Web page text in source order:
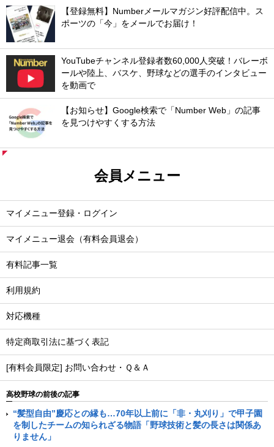
【登録無料】Numberメールマガジン好評配信中。ス
ポーツの「今」をメールでお届け！
YouTubeチャンネル登録者数60,000人突破！バレーボ
ールや陸上、バスケ、野球などの選手のインタビュー
を動画で
【お知らせ】Google検索で「Number Web」の記事
を見つけやすくする方法
会員メニュー
マイメニュー登録・ログイン
マイメニュー退会（有料会員退会）
有料記事一覧
利用規約
対応機種
特定商取引法に基づく表記
[有料会員限定] お問い合わせ・Ｑ＆Ａ
高校野球の前後の記事
“髪型自由”慶応との縁も…70年以上前に「非・丸刈り」で甲子園
を制したチームの知られざる物語「野球技術と髪の長さは関係あ
りません」